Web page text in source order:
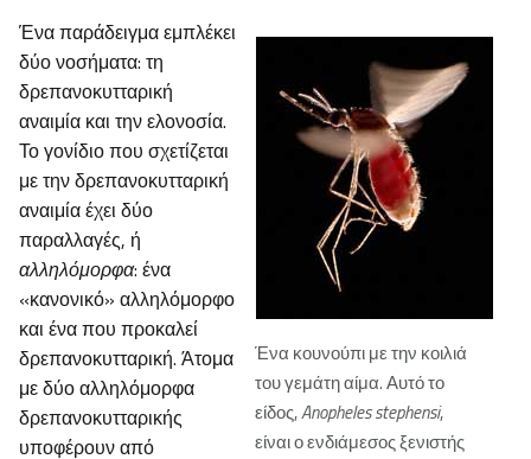
Ένα κουνούπι με την κοιλιά
του γεμάτη αίμα. Αυτό το
είδος,Anopheles stephensi,
είναι ο ενδιάμεσος ξενιστής
Ένα παράδειγμα εμπλέκει
δύο νοσήματα: τη
δρεπανοκυτταρική
αναιμία και την ελονοσία.
Το γονίδιο που σχετίζεται
με την δρεπανοκυτταρική
αναιμία έχει δύο
παραλλαγές, ή
αλληλόμορφα: ένα
«κανονικό» αλληλόμορφο
και ένα που προκαλεί
δρεπανοκυτταρική. Άτομα
με δύο αλληλόμορφα
δρεπανοκυτταρικής
υποφέρουν από